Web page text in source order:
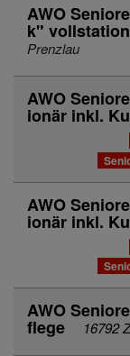
AWO
k"
Prenzlau
AWO
ionär inkl.
AWO
ionär inkl.
AWO
flege 16792